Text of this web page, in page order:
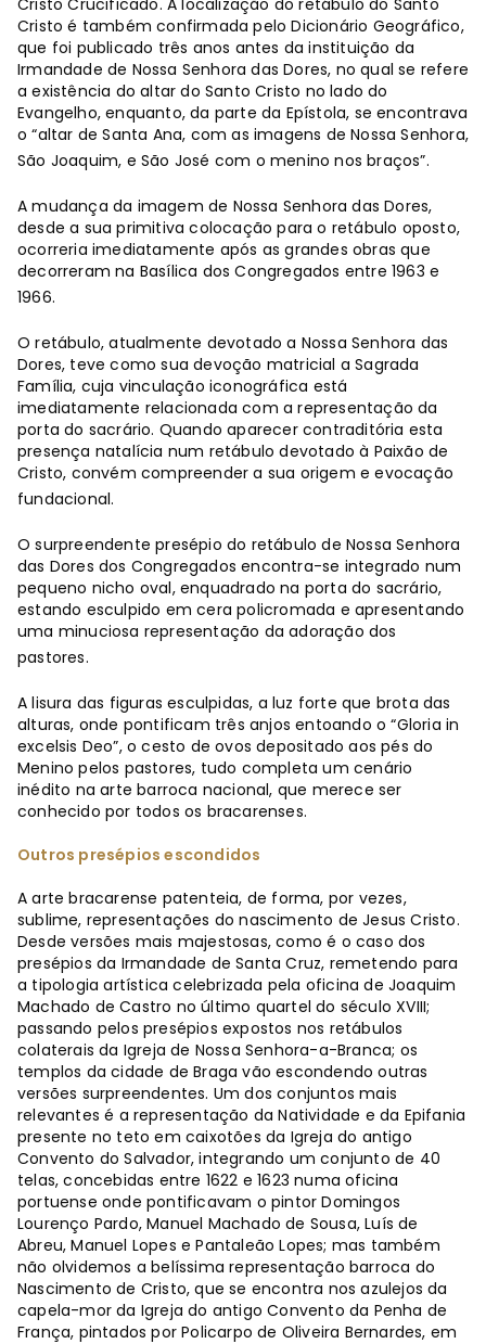
Cristo Crucificado. A localização do retábulo do Santo
Cristo é também confirmada pelo Dicionário Geográfico,
que foi publicado três anos antes da instituição da
Irmandade de Nossa Senhora das Dores, no qual se refere
a existência do altar do Santo Cristo no lado do
Evangelho, enquanto, da parte da Epístola, se encontrava
o “altar de Santa Ana, com as imagens de Nossa Senhora,
São Joaquim, e São José com o menino nos braços”.
A mudança da imagem de Nossa Senhora das Dores,
desde a sua primitiva colocação para o retábulo oposto,
ocorreria imediatamente após as grandes obras que
decorreram na Basílica dos Congregados entre 1963 e
1966.
O retábulo, atualmente devotado a Nossa Senhora das
Dores, teve como sua devoção matricial a Sagrada
Família, cuja vinculação iconográfica está
imediatamente relacionada com a representação da
porta do sacrário. Quando aparecer contraditória esta
presença natalícia num retábulo devotado à Paixão de
Cristo, convém compreender a sua origem e evocação
fundacional.
O surpreendente presépio do retábulo de Nossa Senhora
das Dores dos Congregados encontra-se integrado num
pequeno nicho oval, enquadrado na porta do sacrário,
estando esculpido em cera policromada e apresentando
uma minuciosa representação da adoração dos
pastores.
A lisura das figuras esculpidas, a luz forte que brota das
alturas, onde pontificam três anjos entoando o “Gloria in
excelsis Deo”, o cesto de ovos depositado aos pés do
Menino pelos pastores, tudo completa um cenário
inédito na arte barroca nacional, que merece ser
conhecido por todos os bracarenses.
Outros presépios escondidos
A arte bracarense patenteia, de forma, por vezes,
sublime, representações do nascimento de Jesus Cristo.
Desde versões mais majestosas, como é o caso dos
presépios da Irmandade de Santa Cruz, remetendo para
a tipologia artística celebrizada pela oficina de Joaquim
Machado de Castro no último quartel do século XVIII;
passando pelos presépios expostos nos retábulos
colaterais da Igreja de Nossa Senhora-a-Branca; os
templos da cidade de Braga vão escondendo outras
versões surpreendentes. Um dos conjuntos mais
relevantes é a representação da Natividade e da Epifania
presente no teto em caixotões da Igreja do antigo
Convento do Salvador, integrando um conjunto de 40
telas, concebidas entre 1622 e 1623 numa oficina
portuense onde pontificavam o pintor Domingos
Lourenço Pardo, Manuel Machado de Sousa, Luís de
Abreu, Manuel Lopes e Pantaleão Lopes; mas também
não olvidemos a belíssima representação barroca do
Nascimento de Cristo, que se encontra nos azulejos da
capela-mor da Igreja do antigo Convento da Penha de
França, pintados por Policarpo de Oliveira Bernardes, em